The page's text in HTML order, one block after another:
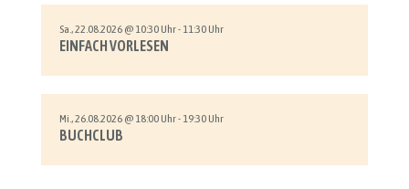
Sa., 22.08.2026 @ 10:30 Uhr - 11:30 Uhr
EINFACH VORLESEN
Mi., 26.08.2026 @ 18:00 Uhr - 19:30 Uhr
BUCHCLUB